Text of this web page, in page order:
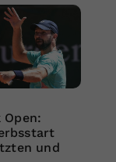
Open:
und